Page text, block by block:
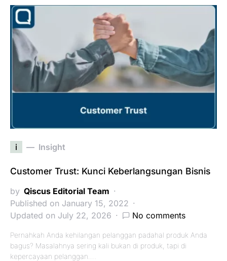
i Insight
Customer Trust: Kunci Keberlangsungan Bisnis
by Qiscus Editorial Team
Published on January 15, 2022
Updated on July 22, 2026
No comments
Pernahkah Anda kehilangan pelanggan padahal produk Anda
bagus? Masalahnya sering kali bukan di produk, tapi di
kepercayaan pelanggan.…